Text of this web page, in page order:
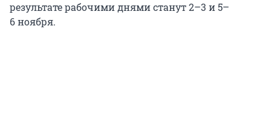
результате рабочими днями станут 2–3 и 5–
6 ноября.